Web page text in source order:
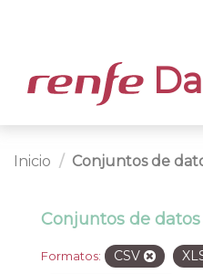
Inicio Conjuntos de
Conjuntos de
Formatos: CSV